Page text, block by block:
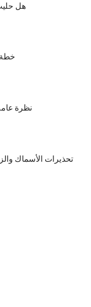
هل
خطة
نظرة
تحذيرات الأسماك